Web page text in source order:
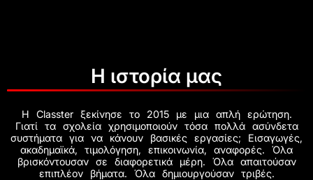
Η ιστορία μας
Η Classter ξεκίνησε το 2015 με μια απλή ερώτηση.
Γιατί τα σχολεία χρησιμοποιούν τόσα πολλά ασύνδετα
συστήματα για να κάνουν βασικές εργασίες; Εισαγωγές,
ακαδημαϊκά, τιμολόγηση, επικοινωνία, αναφορές. Όλα
βρισκόντουσαν σε διαφορετικά μέρη. Όλα απαιτούσαν
επιπλέον βήματα. Όλα δημιουργούσαν τριβές.